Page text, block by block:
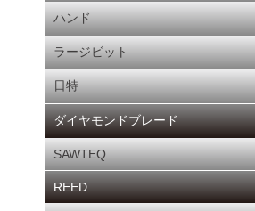
ハンド
ラージビット
日特
ダイヤモンドブレード
SAWTEQ
REED